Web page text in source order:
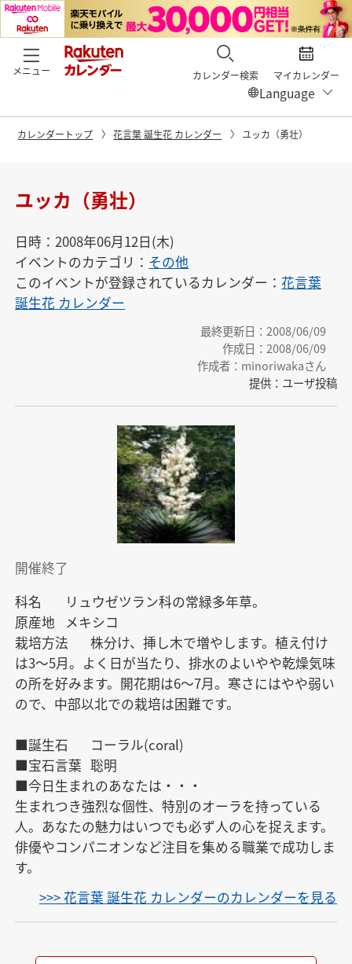
メニュー カレンダー検索 マイカレンダー
カレンダートップ 花言葉 誕生花 カレンダー ユッカ（勇壮）
ユッカ（勇壮）
日時：2008年06月12日(木)
イベントのカテゴリ： その他
このイベントが登録されているカレンダー：花言葉
誕生花 カレンダー
最終更新日：2008/06/09
作成日：2008/06/09
作成者：minoriwakaさん
提供：ユーザ投稿
開催終了
科名  	リュウゼツラン科の常緑多年草。
原産地 	メキシコ
栽培方法 	株分け、挿し木で増やします。植え付け
は3〜5月。よく日が当たり、排水のよいやや乾燥気味
の所を好みます。開花期は6〜7月。寒さにはやや弱い
ので、中部以北での栽培は困難です。
■誕生石 	コーラル(coral)
■宝石言葉 	聡明
■今日生まれのあなたは・・・
生まれつき強烈な個性、特別のオーラを持っている
人。あなたの魅力はいつでも必ず人の心を捉えます。
俳優やコンパニオンなど注目を集める職業で成功しま
す。
>>> 花言葉 誕生花 カレンダーのカレンダーを見る